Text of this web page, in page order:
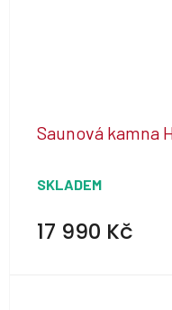
Saunová kamna
SKLADEM
17 990 Kč